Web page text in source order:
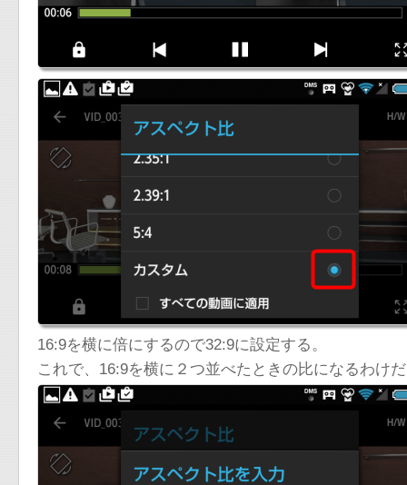
16:9を横に倍にするので32:9に設定する。
これで、16:9を横に２つ並べたときの比になるわけ